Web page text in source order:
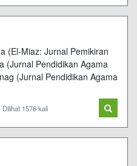
(El-Miaz: Jurnal Pemikiran
(Jurnal Pendidikan Agama
(Jurnal Pendidikan Agama
1576 kali